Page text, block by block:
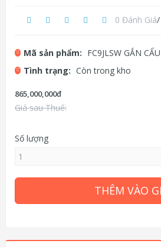
0 Đánh Giá/
Mã sản phẩm: FC9JLSW GẮN CẨU
Tình trạng: Còn trong kho
865,000,000đ
Giá sau Thuế:
Số lượng
THÊM VÀO